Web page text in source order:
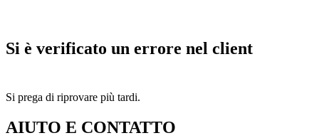
Si è verificato un errore nel client
Si prega di riprovare più tardi.
AIUTO E CONTATTO